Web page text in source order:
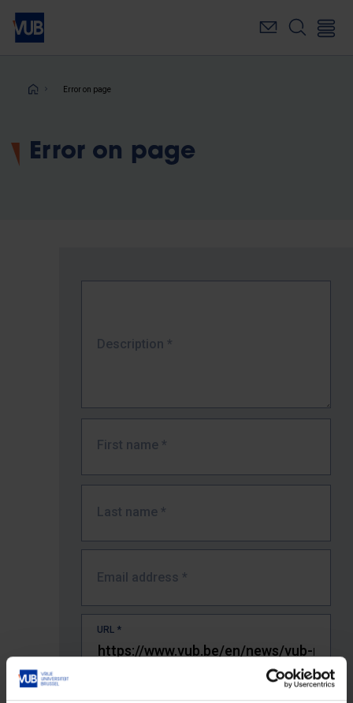
Skip
main
Breadcrumb
Error on page
Error on page
Description *
First name *
Last name *
Email address *
URL *
The full URL of the page where you encountered the error.